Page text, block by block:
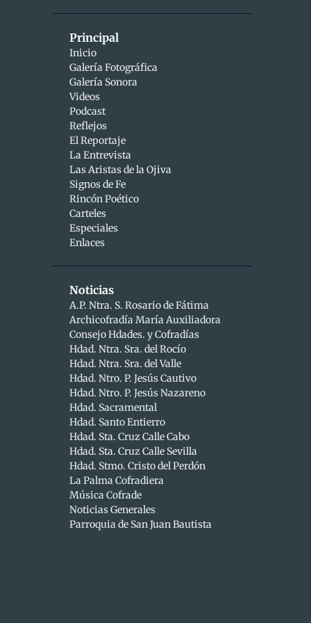
dic 28
dic 26
abril
abr 15
abr 10
marzo
mar 25
mar 24
mar 19
mar 16 1
mar 11
mar 09
mar 06
mar 04
febrero
feb 25
feb 23
feb 20
feb 16
feb 14
Principal
Inicio
Galería Fotográfica
Galería Sonora
Videos
Podcast
Reflejos
El Reportaje
La Entrevista
Las Aristas de la Ojiva
Signos de Fe
Rincón Poético
Carteles
Especiales
Enlaces
Noticias
A.P. Ntra. S. Rosario de Fátima
Archicofradía María Auxiliadora
Consejo Hdades. y Cofradías
Hdad. Ntra. Sra. del Rocío
Hdad. Ntra. Sra. del Valle
Hdad. Ntro. P. Jesús Cautivo
Hdad. Ntro. P. Jesús Nazareno
Hdad. Sacramental
Hdad. Santo Entierro
Hdad. Sta. Cruz Calle Cabo
Hdad. Sta. Cruz Calle Sevilla
Hdad. Stmo. Cristo del Perdón
La Palma Cofradiera
Música Cofrade
Noticias Generales
Parroquia de San Juan Bautista